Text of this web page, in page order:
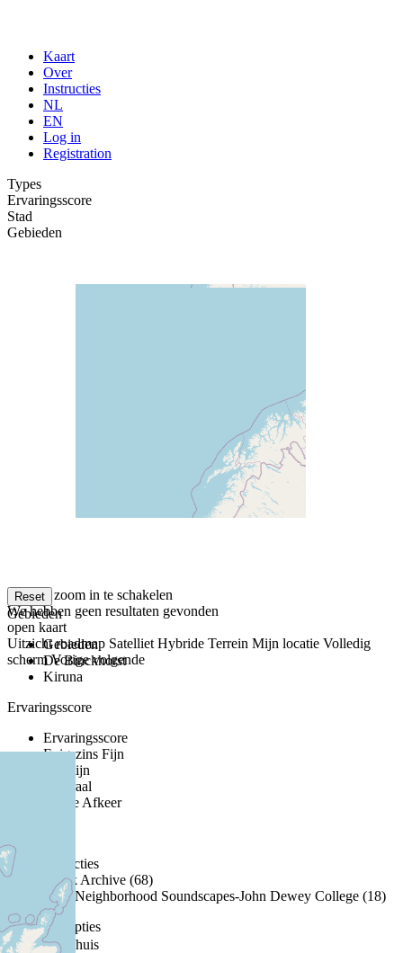
Kaart
Over
Instructies
NL
EN
Log in
Registration
Types
Ervaringsscore
Stad
Gebieden
klik om zoom in te schakelen
We hebben geen resultaten gevonden
open kaart
Uitzicht roadmap Satelliet Hybride Terrein Mijn locatie Volledig
scherm Vorige volgende
Reset
Gebieden
Gebieden
De Binckhorst
Kiruna
Ervaringsscore
Ervaringsscore
Enigszins Fijn
Erg Fijn
Neutraal
Sterke Afkeer
Collecties
Binck Archive (68)
New Neighborhood Soundscapes-John Dewey College (18)
Meer zoekopties
Binnenshuis